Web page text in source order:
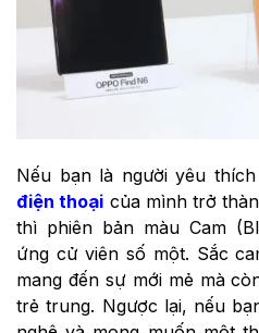
Nếu bạn là người yêu
điện thoại của mình trở
thì phiên bản màu Cam
ứng cử viên số một. Sắc
mang đến sự mới mẻ mà
trẻ trung. Ngược lại, nếu